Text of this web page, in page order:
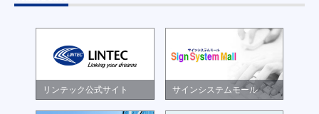
リンテック公式サイト サインシステムモール